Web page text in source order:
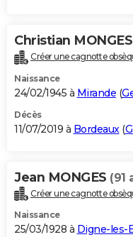
Christian MONGES
Créer une cagnotte
Naissance
24/02/1945 à Mirande (
Décès
11/07/2019 à Bordeaux (
Jean MONGES (91
Créer une cagnotte
Naissance
25/03/1928 à Digne-les-